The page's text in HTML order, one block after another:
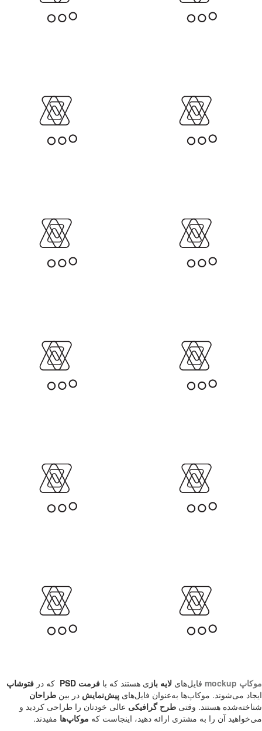
موکاپ mockup فایل‌های لایه باز ی هستند که با فرمت PSD که در فتوشاپ
ایجاد می‌شوند. موکاپ‌ها به‌عنوان فایل‌های پیش‌نمایش در بین طراحان
شناخته‌شده هستند. وقتی طرح گرافیکی عالی خودتان را طراحی کردید و
می‌خواهید آن را به مشتری ارائه دهید، اینجاست که موکاپ‌ها مفیدند.